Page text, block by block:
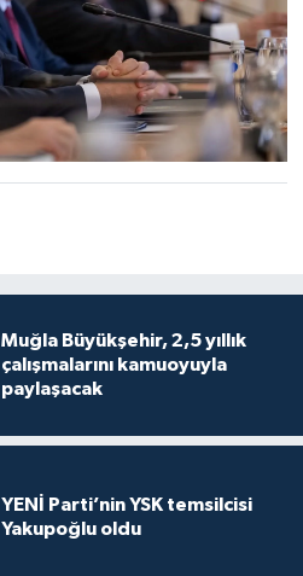
Muğla Büyükşehir, 2,5 yıllık
çalışmalarını kamuoyuyla
paylaşacak
YENİ Parti’nin YSK temsilcisi
Yakupoğlu oldu